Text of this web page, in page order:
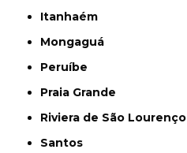
Itanhaém
Mongaguá
Peruíbe
Praia Grande
Riviera de São Lourenço
Santos